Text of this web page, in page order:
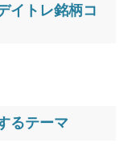
イトレ銘柄コ
るテーマ